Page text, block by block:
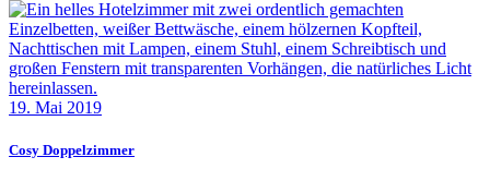
19. Mai 2019
Cosy Doppelzimmer